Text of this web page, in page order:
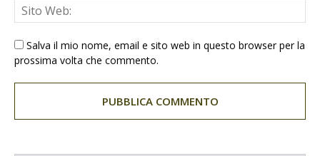
Salva il mio nome, email e sito web in questo browser per la
prossima volta che commento.